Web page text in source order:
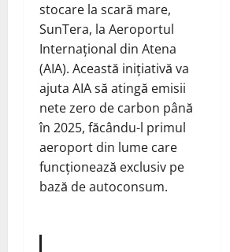
stocare la scară mare,
SunTera, la Aeroportul
Internațional din Atena
(AIA). Această inițiativă va
ajuta AIA să atingă emisii
nete zero de carbon până
în 2025, făcându-l primul
aeroport din lume care
funcționează exclusiv pe
bază de autoconsum.